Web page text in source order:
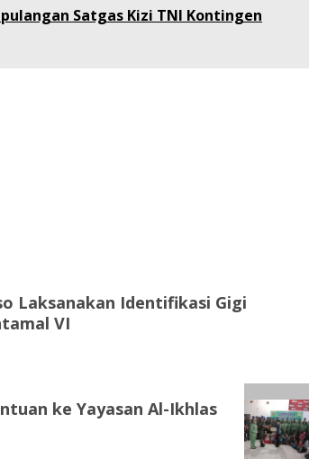
Satgas Kizi TNI Kontingen
Laksanakan Identifikasi Gigi
VI
ke Yayasan Al-Ikhlas